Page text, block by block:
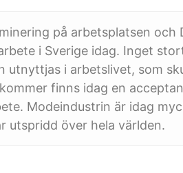
på arbetsplatsen och
i Sverige idag. Inget
utnyttjas i arbetslivet, som
finns idag en
Modeindustrin är idag
utspridd över hela världen.